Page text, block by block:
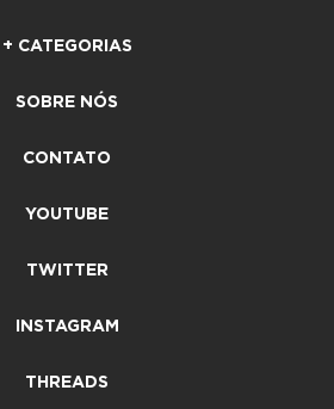
+ CATEGORIAS
SOBRE NÓS
CONTATO
YOUTUBE
TWITTER
INSTAGRAM
THREADS